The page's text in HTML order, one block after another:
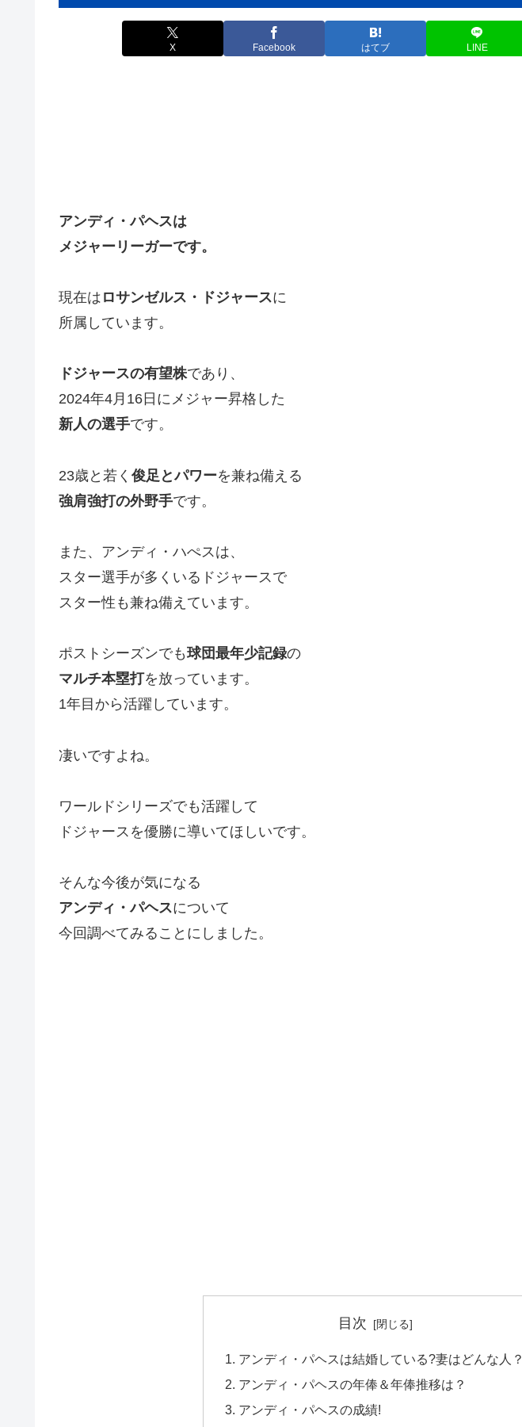
X Facebook はてブ LINE
アンディ・パヘスは
メジャーリーガーです。
現在は ロサンゼルス・ドジャースに
所属しています。
ドジャースの有望株であり、
2024年4月16日にメジャー昇格した
新人の選手です。
23歳と若く 俊足とパワーを兼ね備える
強肩強打の外野手です。
また、アンディ・ハぺスは、
スター選手が多くいるドジャースで
スター性も兼ね備えています。
ポストシーズンでも球団最年少記録の
マルチ本塁打を放っています。
1年目から活躍しています。
凄いですよね。
ワールドシリーズでも活躍して
ドジャースを優勝に導いてほしいです。
そんな今後が気になる
アンディ・パヘスについて
今回調べてみることにしました。
目次
アンディ・パヘスは結婚している?妻はどんな人？
アンディ・パヘスの年俸＆年俸推移は？
アンディ・パヘスの成績!